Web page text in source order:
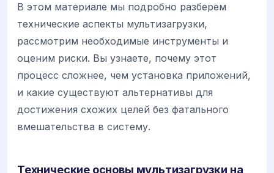
В этом материале мы подробно разберем
технические аспекты мультизагрузки,
рассмотрим необходимые инструменты и
оценим риски. Вы узнаете, почему этот
процесс сложнее, чем установка приложений,
и какие существуют альтернативы для
достижения схожих целей без фатального
вмешательства в систему.
Технические основы мультизагрузки на